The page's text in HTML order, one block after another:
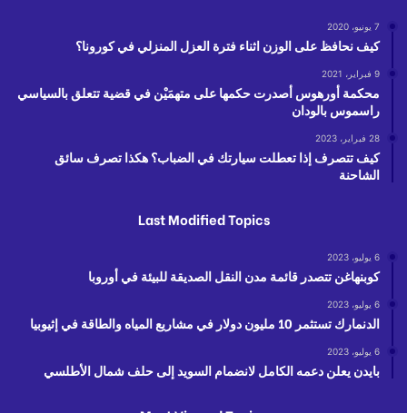
7 يونيو، 2020
كيف نحافظ على الوزن اثناء فترة العزل المنزلي في كورونا؟
9 فبراير، 2021
محكمة أورهوس أصدرت حكمها على متهمَيْن في قضية تتعلق بالسياسي
راسموس بالودان
28 فبراير، 2023
كيف تتصرف إذا تعطلت سيارتك في الضباب؟ هكذا تصرف سائق
الشاحنة
Last Modified Topics
6 يوليو، 2023
كوبنهاغن تتصدر قائمة مدن النقل الصديقة للبيئة في أوروبا
6 يوليو، 2023
الدنمارك تستثمر 10 مليون دولار في مشاريع المياه والطاقة في إثيوبيا
6 يوليو، 2023
بايدن يعلن دعمه الكامل لانضمام السويد إلى حلف شمال الأطلسي